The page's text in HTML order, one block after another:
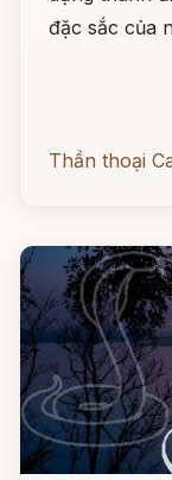
đặc sắc của
Thần thoại